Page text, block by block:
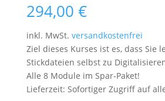
294,00 €
inkl. MwSt. versandkostenfrei
Ziel dieses Kurses ist es, dass Sie
Stickdateien selbst zu
Alle 8 Module im Spar-Paket!
Lieferzeit: Sofortiger Zugriff auf